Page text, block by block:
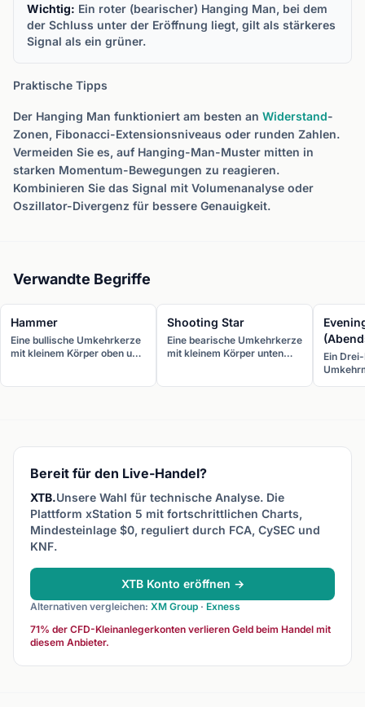
Wichtig: Ein roter (bearischer) Hanging Man, bei dem
der Schluss unter der Eröffnung liegt, gilt als stärkeres
Signal als ein grüner.
Praktische Tipps
Der Hanging Man funktioniert am besten an Widerstand-
Zonen, Fibonacci-Extensionsniveaus oder runden Zahlen.
Vermeiden Sie es, auf Hanging-Man-Muster mitten in
starken Momentum-Bewegungen zu reagieren.
Kombinieren Sie das Signal mit Volumenanalyse oder
Oszillator-Divergenz für bessere Genauigkeit.
Verwandte Begriffe
Hammer
Eine bullische Umkehrkerze
mit kleinem Körper oben und
Shooting Star
Eine bearische Umkehrkerze
mit kleinem Körper unten
Ein
Bereit für den Live-Handel?
XTB.Unsere Wahl für technische Analyse. Die
Plattform xStation 5 mit fortschrittlichen Charts,
Mindesteinlage $0, reguliert durch FCA, CySEC und
KNF.
XTB Konto eröffnen →
Alternativen vergleichen: XM Group · Exness
71% der CFD-Kleinanlegerkonten verlieren Geld beim Handel mit
diesem Anbieter.